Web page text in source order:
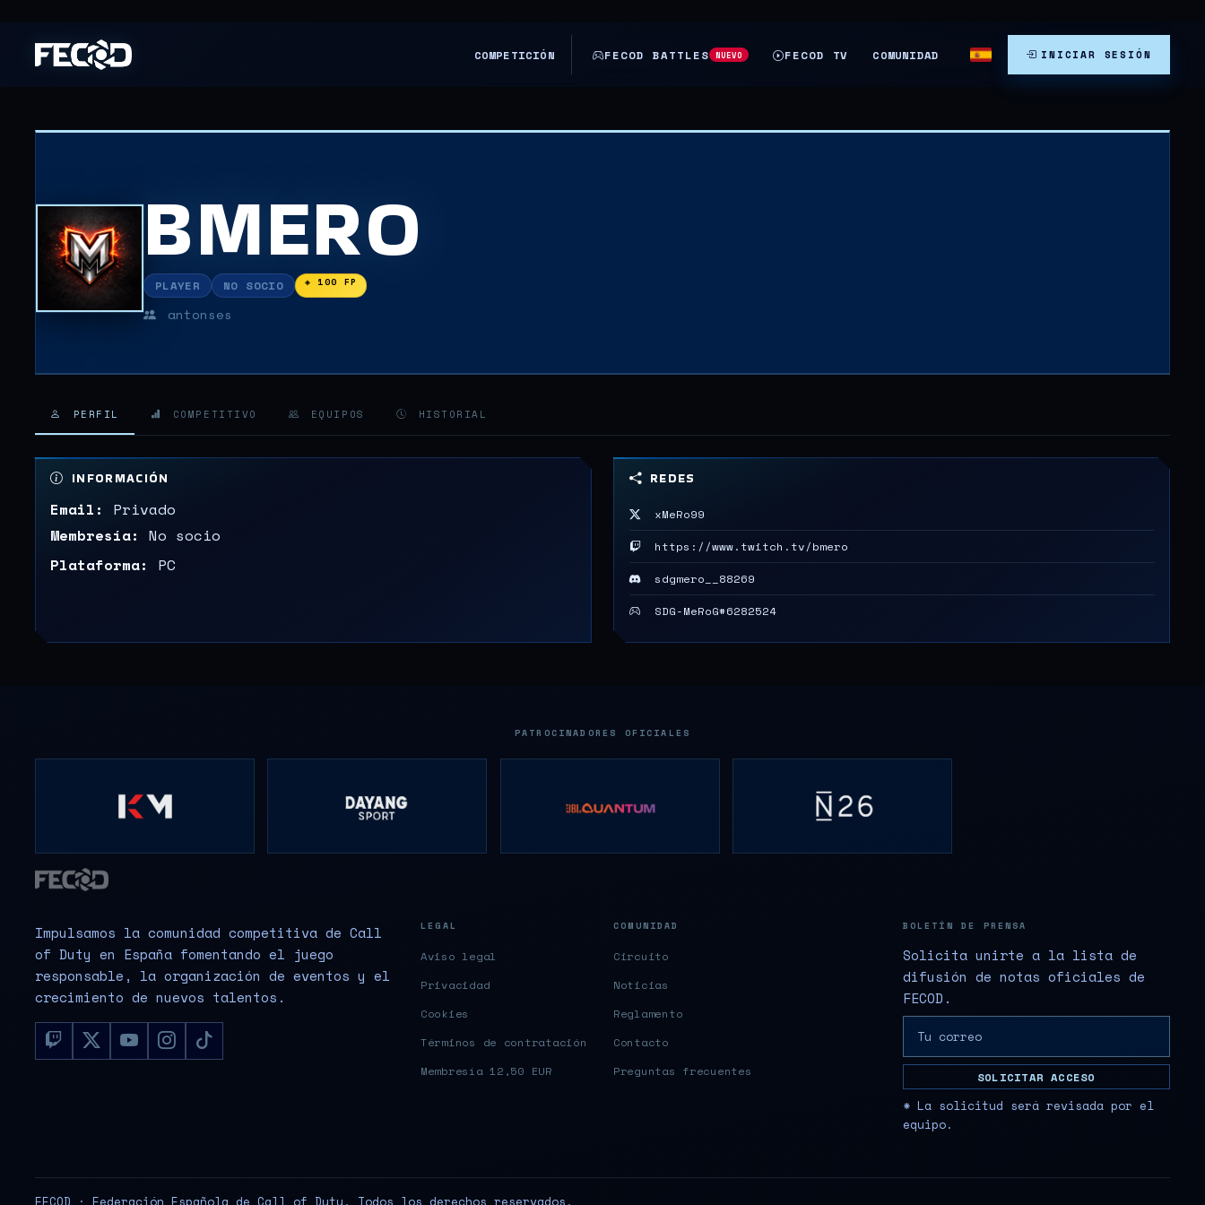
COMPETICIÓN FECOD BATTLES NUEVO FECOD TV COMUNIDAD INICIAR SESIÓN
BMERO
PLAYER NO SOCIO ◈ 100 FP
antonses
PERFIL COMPETITIVO EQUIPOS HISTORIAL
INFORMACIÓN
Email:
Privado
Membresía: No socio
Plataforma:
PC
REDES
xMeRo99
https://www.twitch.tv/bmero
sdgmero__88269
SDG-MeRoG#6282524
PATROCINADORES OFICIALES
Impulsamos la comunidad competitiva de Call
of Duty en España fomentando el juego
responsable, la organización de eventos y el
crecimiento de nuevos talentos.
LEGAL
Aviso legal
Privacidad
Cookies
Términos de contratación
Membresía 12,50 EUR
COMUNIDAD
Circuito
Noticias
Reglamento
Contacto
Preguntas frecuentes
BOLETÍN DE PRENSA
Solicita unirte a la lista de
difusión de notas oficiales de
FECOD.
SOLICITAR ACCESO
* La solicitud será revisada por el
equipo.